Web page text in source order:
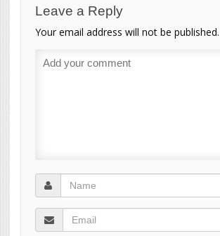
Leave a Reply
Your email address will not be published.